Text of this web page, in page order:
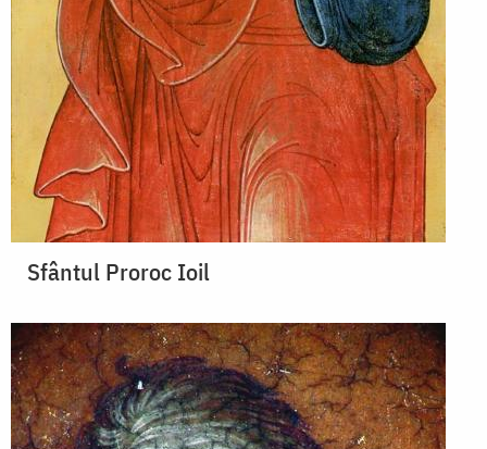
Sfântul Proroc Ioil